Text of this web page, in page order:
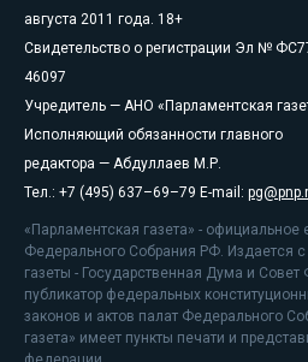
августа 2011 года. 18+
Свидетельство о регистрации Эл №
46097
Учредитель — АНО «Парламентская
Исполняющий обязанности главного
редактора — Абдуллаев М.Р.
Тел.: +7 (495) 637–69–79 E-mail:
«Парламентская газета» -
Федерального Собрания РФ. Издается
газеты - Государственная Дума и
публикатор федеральных
законов и актов палат Федерального
газета» имеет пункты печати и